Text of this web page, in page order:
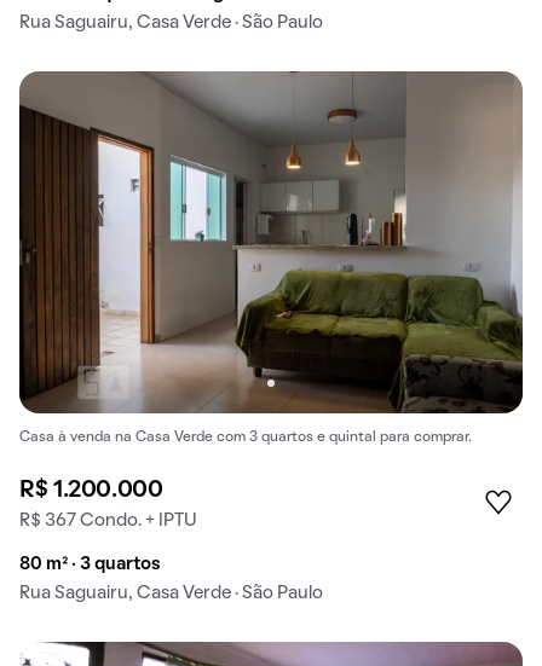
Rua Saguairu, Casa Verde · São Paulo
Casa à venda na Casa Verde com 3 quartos e quintal para comprar.
R$ 1.200.000
R$ 367 Condo. + IPTU
80 m² · 3 quartos
Rua Saguairu, Casa Verde · São Paulo